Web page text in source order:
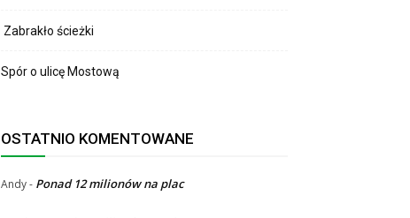
Zabrakło ścieżki
Spór o ulicę Mostową
OSTATNIO KOMENTOWANE
Andy- Ponad 12 milionów na plac